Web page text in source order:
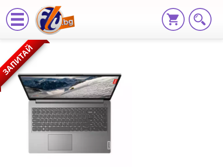
Лаптоп
LENOVO
IP1
15AMN7
/
54BM
ЗАПИТАЙ